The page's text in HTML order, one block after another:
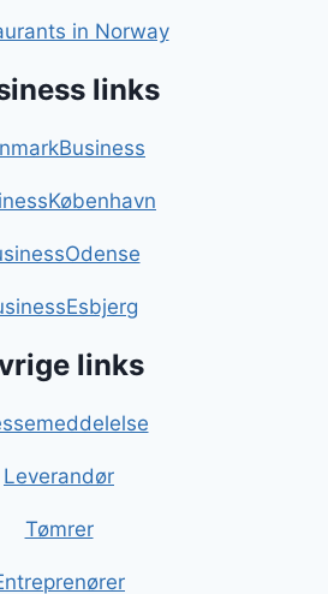
in Norway
links
links
Leverandør
Tømrer